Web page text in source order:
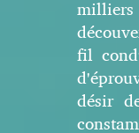
fil
désir